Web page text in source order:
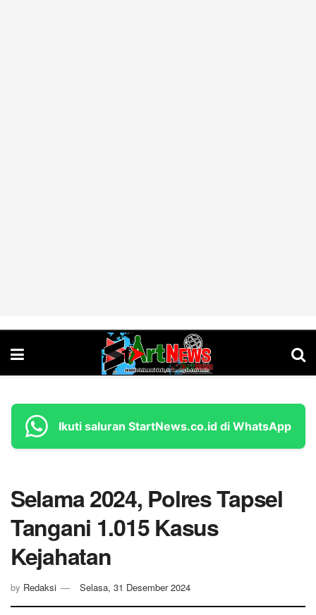
Ikuti saluran StartNews.co.id di WhatsApp
Selama 2024, Polres Tapsel
Tangani 1.015 Kasus
Kejahatan
by Redaksi Selasa, 31 Desember 2024